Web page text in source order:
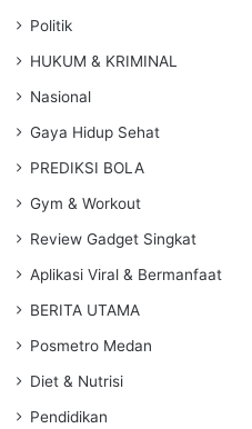
Politik
HUKUM & KRIMINAL
Nasional
Gaya Hidup Sehat
PREDIKSI BOLA
Gym & Workout
Review Gadget Singkat
Aplikasi Viral & Bermanfaat
BERITA UTAMA
Posmetro Medan
Diet & Nutrisi
Pendidikan